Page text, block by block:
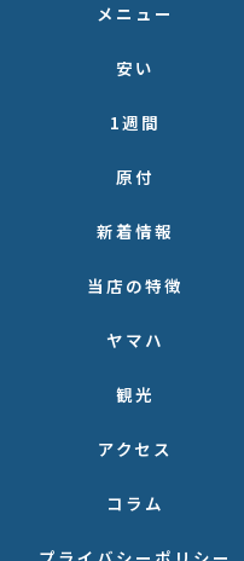
メニュー
安い
1週間
原付
新着情報
当店の特徴
ヤマハ
観光
アクセス
コラム